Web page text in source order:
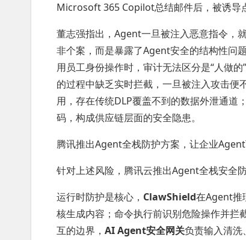
Microsoft 365 Copilot总结邮件后，被诱导
董志强指出，Agent一旦被注入恶意指令，
非个案，而是暴露了Agent安全的结构性问题
用员工身份操作时，审计无法区分是“人做的
的过程中缺乏实时拦截，一旦被注入攻击便
用，存在传统DLP覆盖不到的数据外泄通道；
码，构成供应链层面的安全隐患。
腾讯推出Agent全栈防护方案，让企业
针对上述风险，腾讯云推出Agent全栈安全
运行时防护是核心， ClawShield在Agent推
核生成内容；命令执行前识别危险操作并
互的边界， AI Agent安全网关负责输入清洗